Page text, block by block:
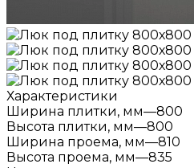
Характеристики
Ширина плитки, мм—800
Высота плитки, мм—800
Ширина проема, мм—810
Высота проема, мм—835